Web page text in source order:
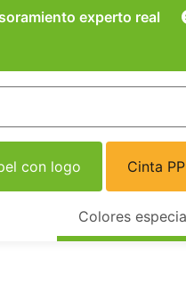
experto real
con logo Cinta
Colores